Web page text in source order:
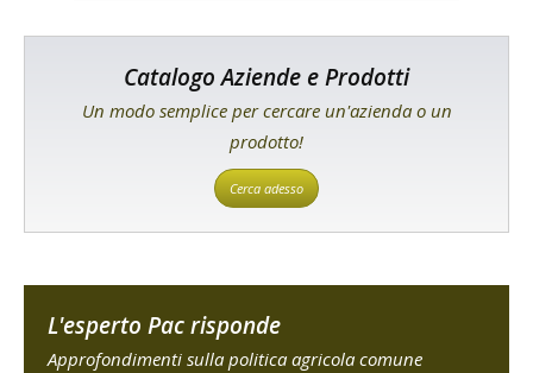
Catalogo Aziende e Prodotti
Un modo semplice per cercare un'azienda o un
prodotto!
Cerca adesso
L'esperto Pac risponde
Approfondimenti sulla politica agricola comune